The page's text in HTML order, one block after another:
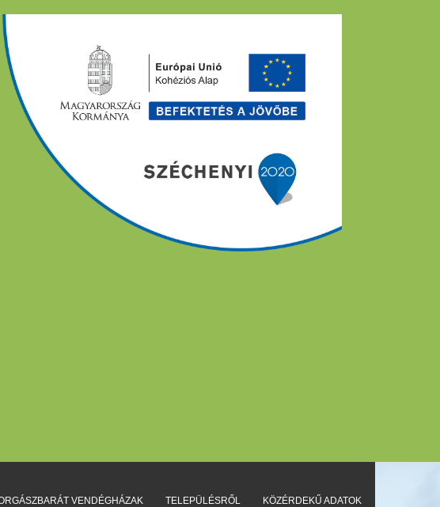
VENDÉGHÁZAK TELEPÜLÉSRŐL KÖZÉRDEKŰ ADATOK